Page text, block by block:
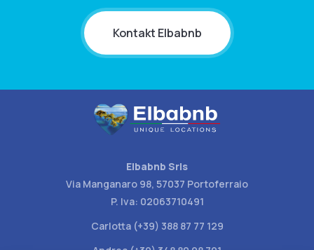
Kontakt Elbabnb
Elbabnb Srls
Via Manganaro 98, 57037 Portoferraio
P. Iva: 02063710491
Carlotta (+39) 388 87 77 129